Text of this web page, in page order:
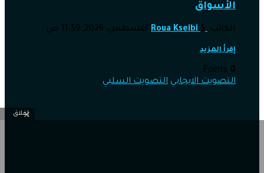
الأسواق
الكاتب Roua Kseibi 5 أغسطس، 2026, 11:59 ص
إقرأ المزيد
0
التصويت الايجابي التصويت السلبي
إغلاق